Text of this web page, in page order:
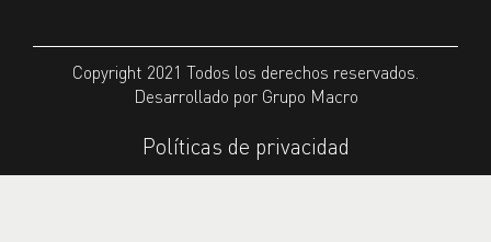
Copyright 2021 Todos los derechos reservados.
Desarrollado por Grupo Macro
Políticas de privacidad